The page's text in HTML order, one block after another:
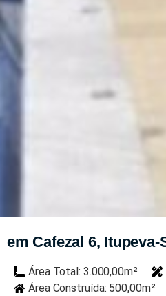
em Cafezal 6, Itupeva-
Área Total: 3.000,00m²
Área Construída: 500,00m²